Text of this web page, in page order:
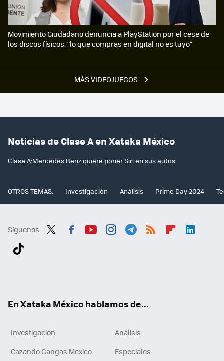
MÁS VIDEOJUEGOS
Movimiento Ciudadano denuncia a PlayStation por el cese de
los discos físicos: “lo que compras en digital no es tuyo”
Noticias de Clase A en Xataka México
Clase A:Mercedes Benz quiere poner Siri en sus autos
OTROS TEMAS: Investigación Análisis Prime Day 2024
Síguenos
En Xataka México hablamos de...
Investigación
Análisis
Cazando Gangas Mexico
Especiales